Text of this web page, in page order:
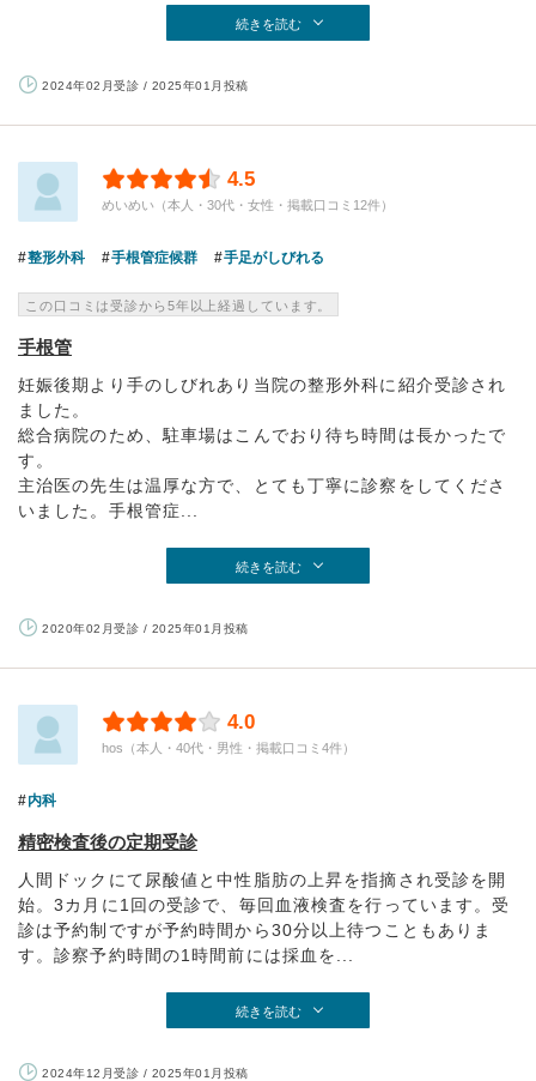
続きを読む
2024年02月受診 / 2025年01月投稿
4.5
めいめい（本人・30代・女性・掲載口コミ12件）
整形外科 手根管症候群 手足がしびれる
この口コミは受診から5年以上経過しています。
手根管
妊娠後期より手のしびれあり当院の整形外科に紹介受診され
ました。
総合病院のため、駐車場はこんでおり待ち時間は長かったで
す。
主治医の先生は温厚な方で、とても丁寧に診察をしてくださ
いました。手根管症...
続きを読む
2020年02月受診 / 2025年01月投稿
4.0
hos（本人・40代・男性・掲載口コミ4件）
内科
精密検査後の定期受診
人間ドックにて尿酸値と中性脂肪の上昇を指摘され受診を開
始。3カ月に1回の受診で、毎回血液検査を行っています。受
診は予約制ですが予約時間から30分以上待つこともありま
す。診察予約時間の1時間前には採血を...
続きを読む
2024年12月受診 / 2025年01月投稿